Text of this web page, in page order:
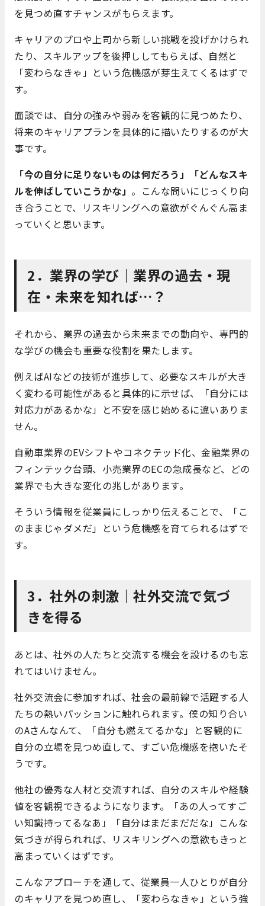
を見つめ直すチャンスがもらえます。
キャリアのプロや上司から新しい挑戦を投げかけられ
たり、スキルアップを後押ししてもらえば、自然と
「変わらなきゃ」という危機感が芽生えてくるはずで
す。
面談では、自分の強みや弱みを客観的に見つめたり、
将来のキャリアプランを具体的に描いたりするのが大
事です。
「今の自分に足りないものは何だろう」「どんなスキ
ルを伸ばしていこうかな」 。こんな問いにじっくり向
き合うことで、リスキリングへの意欲がぐんぐん高ま
っていくと思います。
2．業界の学び｜業界の過去・現
在・未来を知れば…？
それから、業界の過去から未来までの動向や、専門的
な学びの機会も重要な役割を果たします。
例えばAIなどの技術が進歩して、必要なスキルが大き
く変わる可能性があると具体的に示せば、「自分には
対応力があるかな」と不安を感じ始めるに違いありま
せん。
自動車業界のEVシフトやコネクテッド化、金融業界の
フィンテック台頭、小売業界のECの急成長など、どの
業界でも大きな変化の兆しがあります。
そういう情報を従業員にしっかり伝えることで、「こ
のままじゃダメだ」という危機感を育てられるはずで
す。
3．社外の刺激｜社外交流で気づ
きを得る
あとは、社外の人たちと交流する機会を設けるのも忘
れてはいけません。
社外交流会に参加すれば、社会の最前線で活躍する人
たちの熱いパッションに触れられます。僕の知り合い
のAさんなんて、「自分も燃えてるかな」と客観的に
自分の立場を見つめ直して、すごい危機感を抱いたそ
うです。
他社の優秀な人材と交流すれば、自分のスキルや経験
値を客観視できるようになります。「あの人ってすご
い知識持ってるなあ」「自分はまだまだだな」こんな
気づきが得られれば、リスキリングへの意欲もきっと
高まっていくはずです。
こんなアプローチを通して、従業員一人ひとりが自分
のキャリアを見つめ直し、「変わらなきゃ」という強